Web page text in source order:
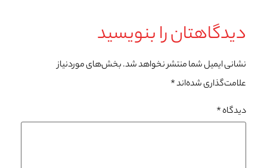
دیدگاهتان را بنویسید
نشانی ایمیل شما منتشر نخواهد شد.بخش‌های موردنیاز
علامت‌گذاری شده‌اند*
دیدگاه*